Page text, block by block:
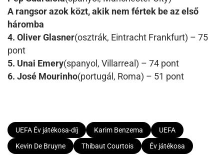
A rangsor azok közt, akik nem fértek be az első
háromba
4. Oliver Glasner(osztrák, Eintracht Frankfurt) – 75
pont
5. Unai Emery(spanyol, Villarreal) – 74 pont
6. José Mourinho(portugál, Roma) – 51 pont
UEFA Év játékosa-díj Karim Benzema
UEFA
Kevin De Bruyne
Thibaut Courtois Év játékosa